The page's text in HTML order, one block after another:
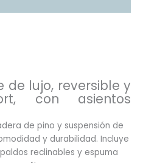
de lujo, reversible y
con asientos
de pino y suspensión de
y durabilidad. Incluye
reclinables y espuma